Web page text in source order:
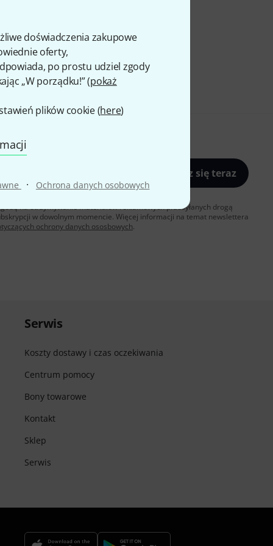
doświadczenia zakupowe
oferty,
po prostu udziel zgody
„W porządku!” (pokaż
plików cookie (here)
· Ochrona danych osobowych
Zapisz się teraz
na otrzymywanie materialów reklamowych przesyłanych drogą
w dowolnym momencie. Więcej informacji na temat newslettera
ochrony danych ososbowych.
Serwis
Koszty dostawy i czas oczekiwania
Centrum pomocy
Bony towarowe
Kontakt
Sklep
Serwis